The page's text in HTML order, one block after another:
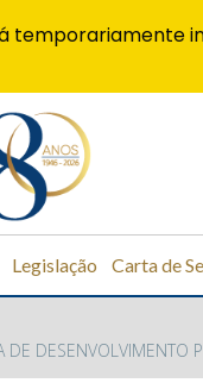
Legislação Carta de
DE DESENVOLVIMENTO
temporariamente